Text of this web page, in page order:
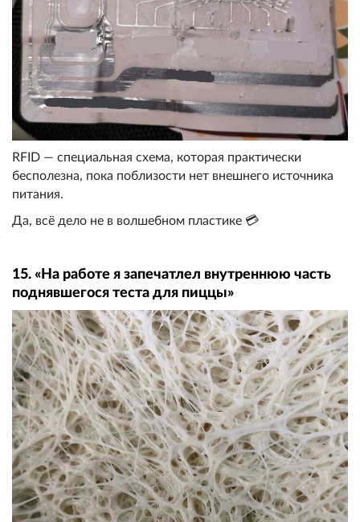
RFID — специальная схема, которая практически
бесполезна, пока поблизости нет внешнего источника
питания.
Да, всё дело не в волшебном пластике 💳
15. «На работе я запечатлел внутреннюю часть
поднявшегося теста для пиццы»